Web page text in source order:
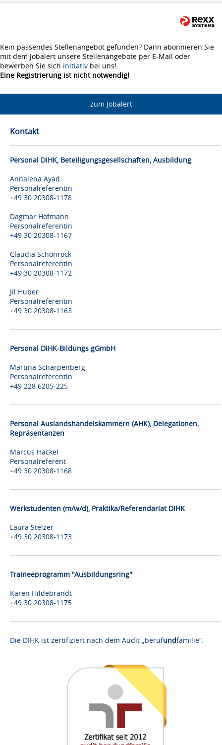
Kein passendes Stellenangebot gefunden? Dann abonnieren Sie
mit dem Jobalert unsere Stellenangebote per E-Mail oder
bewerben Sie sich initiativ bei uns!
Eine Registrierung ist nicht notwendig!
zum Jobalert
Kontakt
Personal DIHK, Beteiligungsgesellschaften, Ausbildung
Annalena Ayad
Personalreferentin
+49 30 20308-1178
Dagmar Hofmann
Personalreferentin
+49 30 20308-1167
Claudia Schönrock
Personalreferentin
+49 30 20308-1172
Jil Huber
Personalreferentin
+49 30 20308-1163
Personal DIHK-Bildungs gGmbH
Martina Scharpenberg
Personalreferentin
+49 228 6205-225
Personal Auslandshandelskammern (AHK), Delegationen,
Repräsentanzen
Marcus Hackel
Personalreferent
+49 30 20308-1168
Werkstudenten (m/w/d), Praktika/Referendariat DIHK
Laura Stelzer
+49 30 20308-1173
Traineeprogramm "Ausbildungsring"
Karen Hildebrandt
+49 30 20308-1175
Die DIHK ist zertifiziert nach dem Audit „berufundfamilie“.